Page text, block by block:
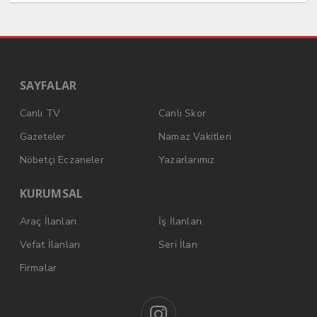
SAYFALAR
Canlı TV
Canlı Skor
Gazeteler
Namaz Vakitleri
Nöbetçi Eczaneler
Yazarlarımız
KURUMSAL
Araç İlanları
İş İlanları
Vefat İlanları
Seri İlan
Firmalar